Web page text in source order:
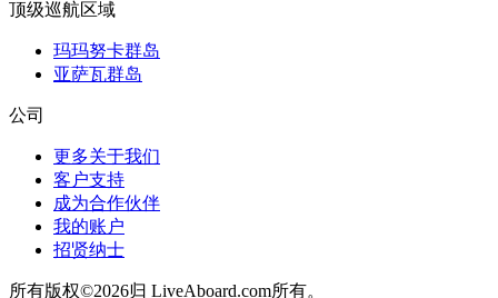
顶级巡航区域
玛玛努卡群岛
亚萨瓦群岛
公司
更多关于我们
客户支持
成为合作伙伴
我的账户
招贤纳士
所有版权©2026归 LiveAboard.com所有。